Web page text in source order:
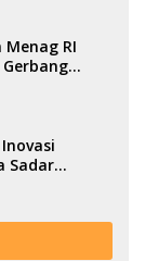
RI
Sadar